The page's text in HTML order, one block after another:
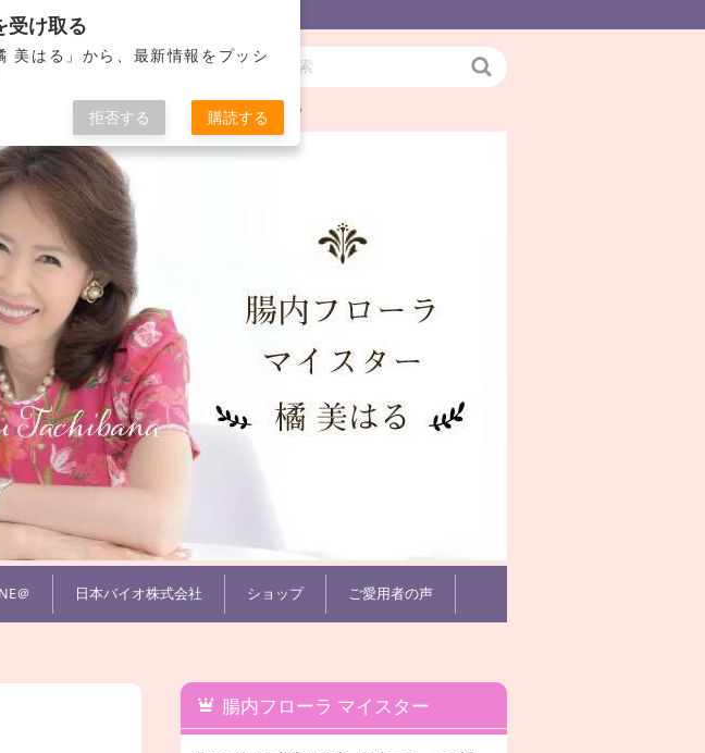
このブログを通して皆さんにお伝えします。
索
＠ 日本バイオ株式会社 ショップ ご愛用者の声
腸内フローラ マイスター
受け取る
美はる」から、最新情報をプッシ
拒否する 購読する